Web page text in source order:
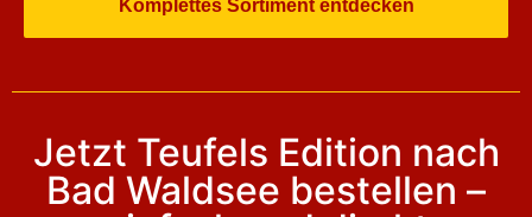
Komplettes Sortiment entdecken
Jetzt Teufels Edition nach
Bad Waldsee bestellen –